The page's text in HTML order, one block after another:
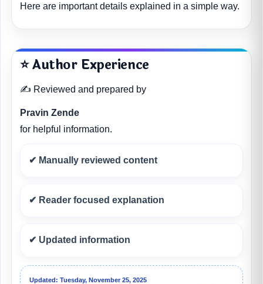
Here are important details explained in a simple way.
⭐ Author Experience
✍️ Reviewed and prepared by
Pravin Zende
for helpful information.
✔ Manually reviewed content
✔ Reader focused explanation
✔ Updated information
Updated: Tuesday, November 25, 2025